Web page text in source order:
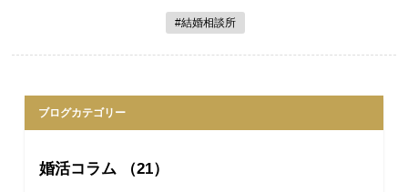
#結婚相談所
ブログカテゴリー
婚活コラム （21）